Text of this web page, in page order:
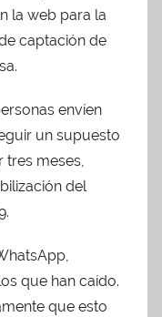
la web para la
captación de
envíen
un supuesto
tres meses,
del
que han caído.
que esto